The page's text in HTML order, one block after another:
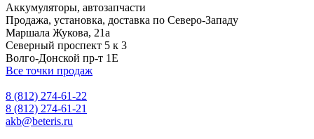
Аккумуляторы, автозапчасти
Продажа, установка, доставка по Северо-Западу
Маршала Жукова, 21а
Северный проспект 5 к 3
Волго-Донской пр-т 1Е
Все точки продаж
8 (812) 274-61-22
8 (812) 274-61-21
akb@beteris.ru